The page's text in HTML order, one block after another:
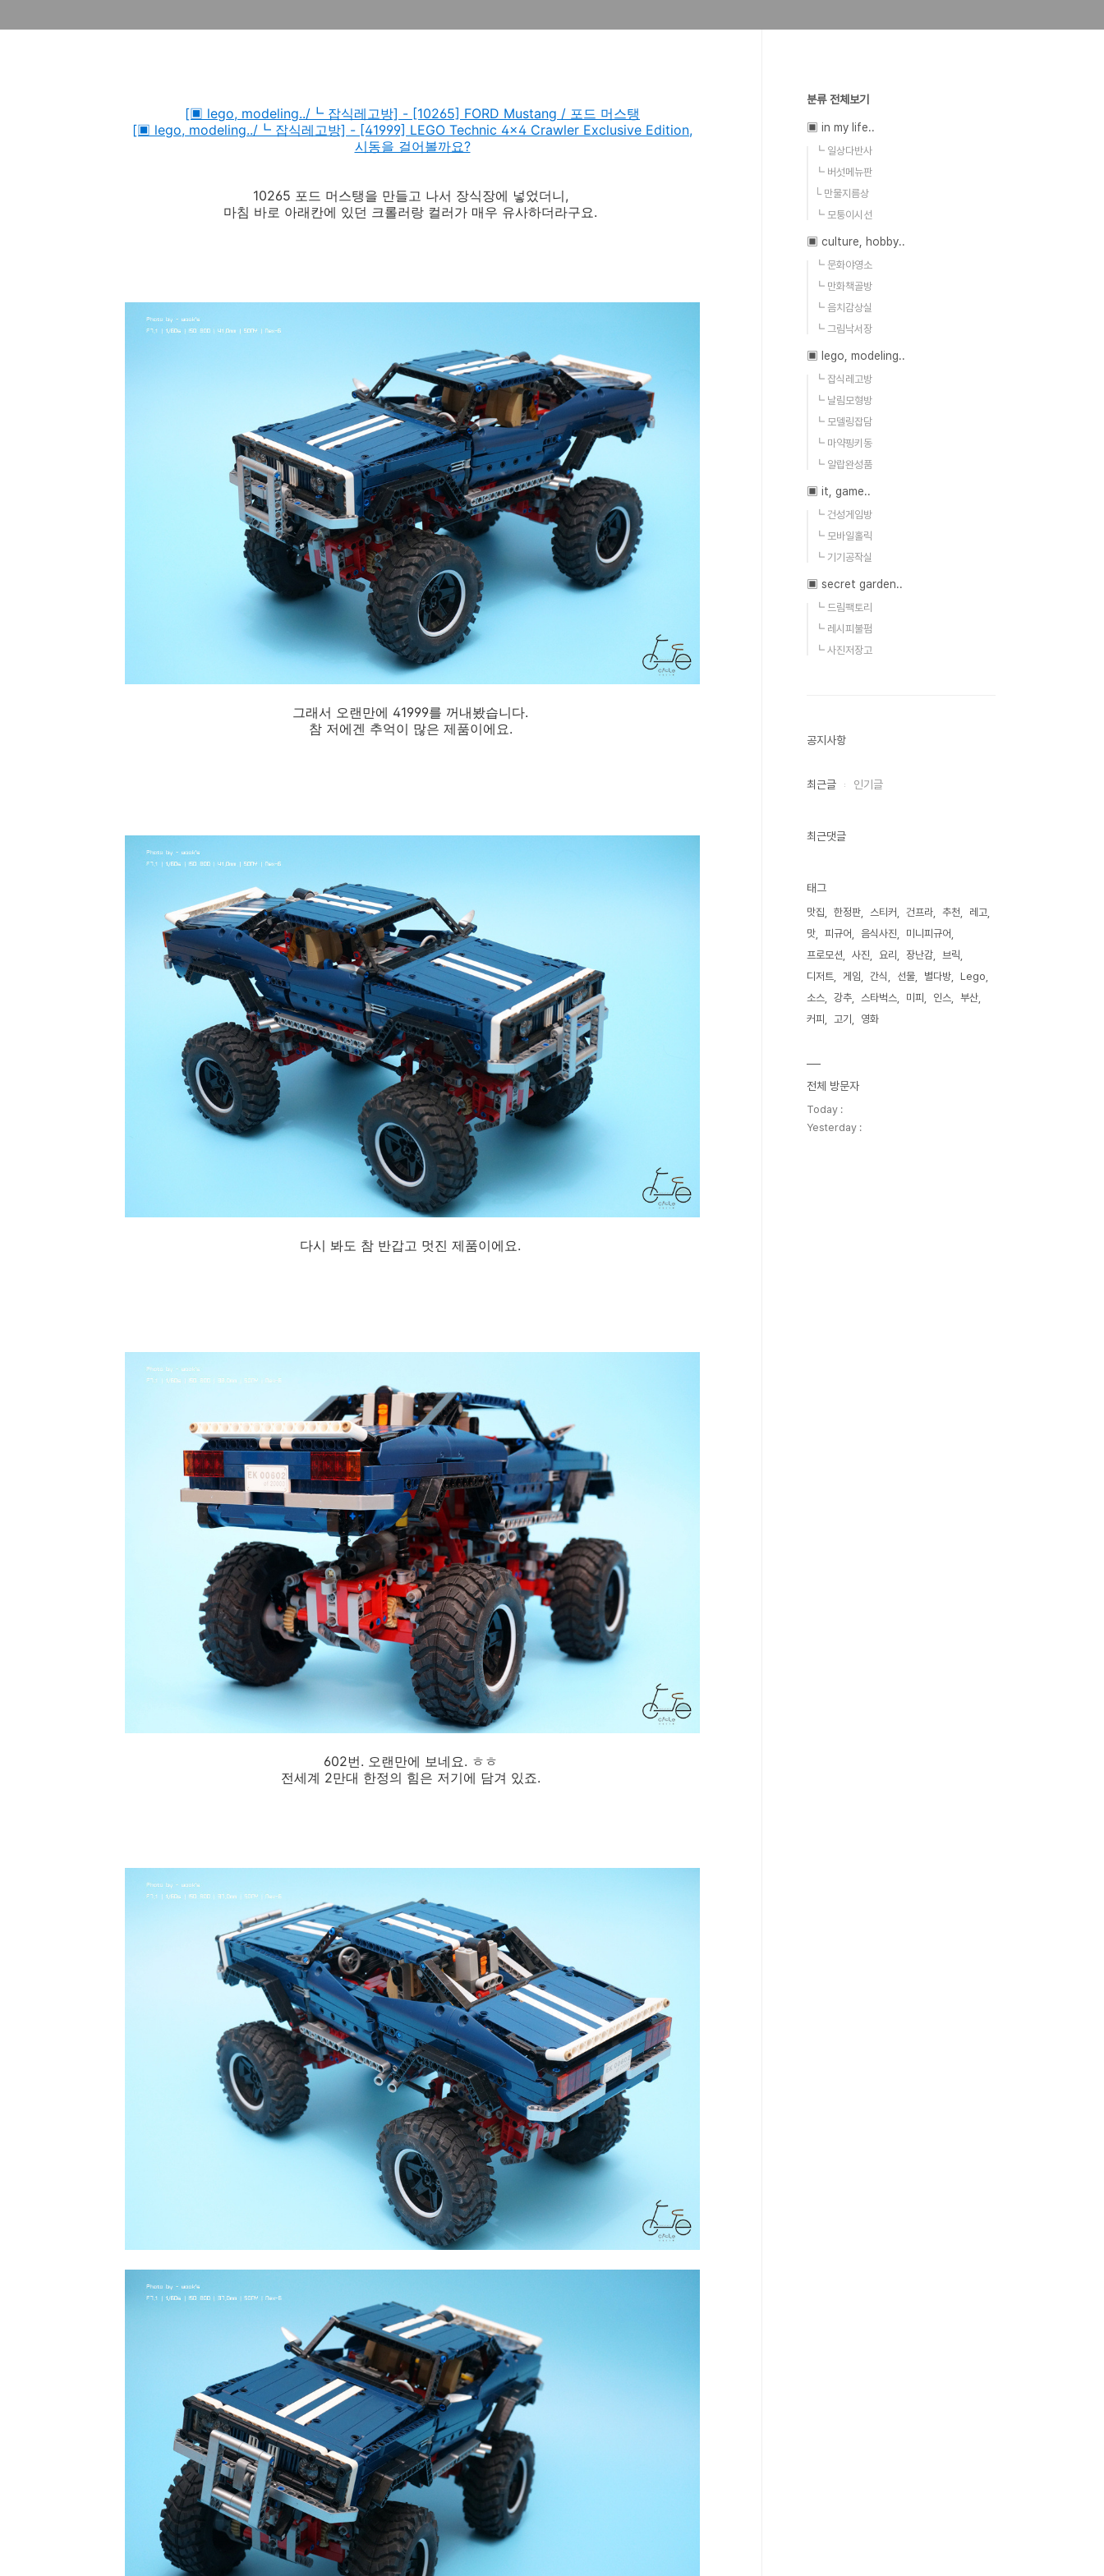
[▣ lego, modeling../┗ 잡식레고방] - [10265] FORD Mustang / 포드 머스탱
[▣ lego, modeling../┗ 잡식레고방] - [41999] LEGO Technic 4x4 Crawler Exclusive Edition,
시동을 걸어볼까요?
10265 포드 머스탱을 만들고 나서 장식장에 넣었더니,
마침 바로 아래칸에 있던 크롤러랑 컬러가 매우 유사하더라구요.
그래서 오랜만에 41999를 꺼내봤습니다.
참 저에겐 추억이 많은 제품이에요.
다시 봐도 참 반갑고 멋진 제품이에요.
602번. 오랜만에 보네요. ㅎㅎ
전세계 2만대 한정의 힘은 저기에 담겨 있죠.
분류 전체보기
▣ in my life..
┗ 일상다반사
┗ 버섯메뉴판
└ 만물지름상
┗ 모퉁이시선
▣ culture, hobby..
┗ 문화야영소
┗ 만화책골방
┗ 음치감상실
┗ 그림낙서장
▣ lego, modeling..
┗ 잡식레고방
┗ 날림모형방
┗ 모델링잡담
┗ 마약핑키동
┗ 알랍완성품
▣ it, game..
┗ 건성게임방
┗ 모바일홀릭
┗ 기기공작실
▣ secret garden..
┗ 드림팩토리
┗ 레시피불펌
┗ 사진저장고
공지사항
최근글 인기글
최근댓글
태그
맛집 한정판 스티커 건프라 추천
레고
맛
피규어 음식사진
미니피규어
프로모션
사진 요리 장난감
브릭
디저트
게임 간식 선물 별다방
Lego
소스
강추 스타벅스 미피 인스
부산
커피
고기 영화
전체 방문자
Today :
Yesterday :